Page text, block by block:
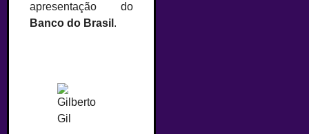
apresentação do
Banco do Brasil .